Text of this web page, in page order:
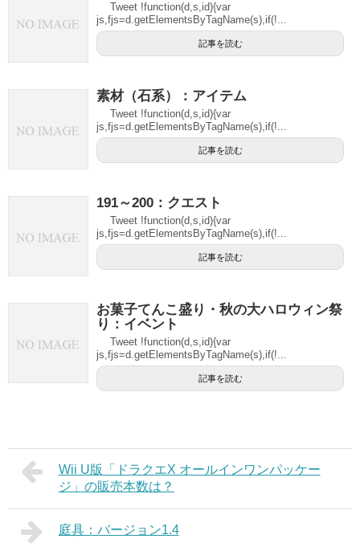
Tweet !function(d,s,id){var
js,fjs=d.getElementsByTagName(s),if(!...
記事を読む
素材（石系）：アイテム
Tweet !function(d,s,id){var
js,fjs=d.getElementsByTagName(s),if(!...
記事を読む
191～200：クエスト
Tweet !function(d,s,id){var
js,fjs=d.getElementsByTagName(s),if(!...
記事を読む
お菓子てんこ盛り・秋の大ハロウィン祭
り：イベント
Tweet !function(d,s,id){var
js,fjs=d.getElementsByTagName(s),if(!...
記事を読む
Wii U版「ドラクエX オールインワンパッケー
ジ」の販売本数は？
庭具：バージョン1.4